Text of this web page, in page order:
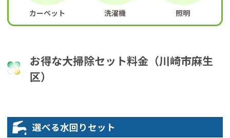
カーペット 洗濯機 照明
お得な大掃除セット料金（川崎市麻生
区）
選べる水回りセット